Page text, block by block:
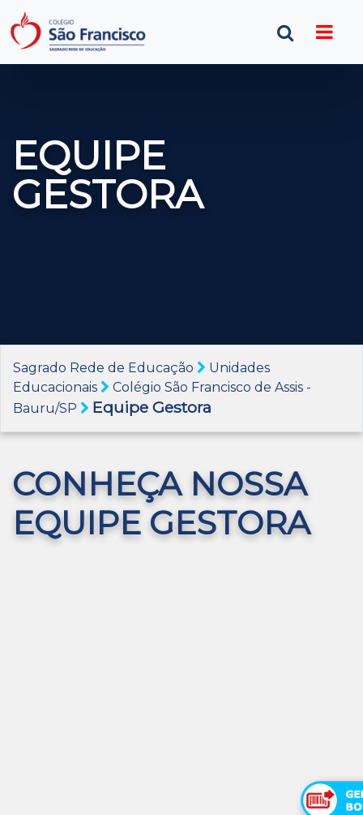
EQUIPE
GESTORA
Sagrado Rede de Educação
Unidades
Educacionais
Colégio São Francisco de Assis -
Bauru/SP
Equipe Gestora
CONHEÇA NOSSA
EQUIPE GESTORA